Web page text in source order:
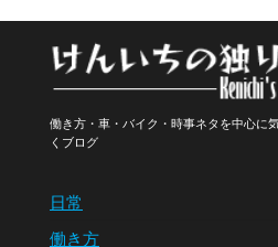
日常
働き方
働き方・車・バイク・時事ネタを中心に
くブログ